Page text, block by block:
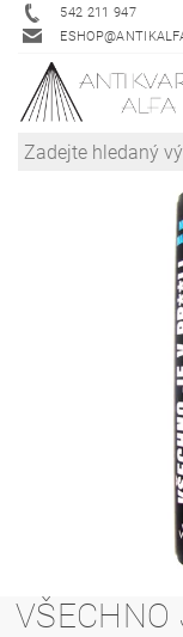
542 211 947
VŠECHNO